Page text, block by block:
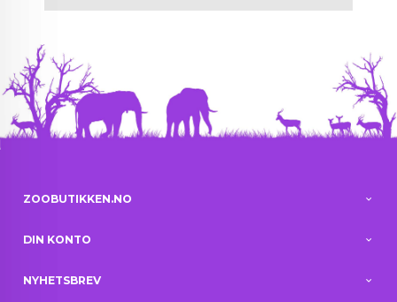
ZOOBUTIKKEN.NO
DIN KONTO
NYHETSBREV